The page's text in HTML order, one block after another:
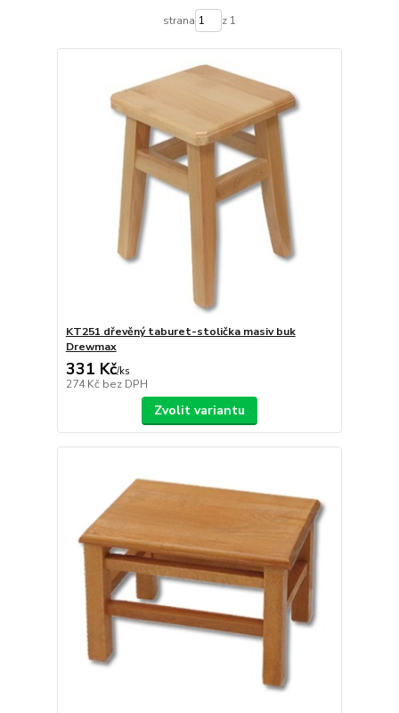
strana z 1
KT251 dřevěný taburet-stolička masiv buk
Drewmax
331 Kč/ks
274 Kč bez DPH
Zvolit variantu